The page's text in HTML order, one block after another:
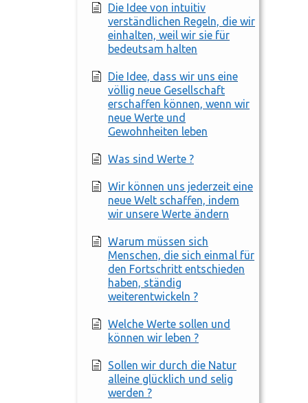
Die Idee von intuitiv
verständlichen Regeln, die wir
einhalten, weil wir sie für
bedeutsam halten
Die Idee, dass wir uns eine
völlig neue Gesellschaft
erschaffen können, wenn wir
neue Werte und
Gewohnheiten leben
Was sind Werte ?
Wir können uns jederzeit eine
neue Welt schaffen, indem
wir unsere Werte ändern
Warum müssen sich
Menschen, die sich einmal für
den Fortschritt entschieden
haben, ständig
weiterentwickeln ?
Welche Werte sollen und
können wir leben ?
Sollen wir durch die Natur
alleine glücklich und selig
werden ?